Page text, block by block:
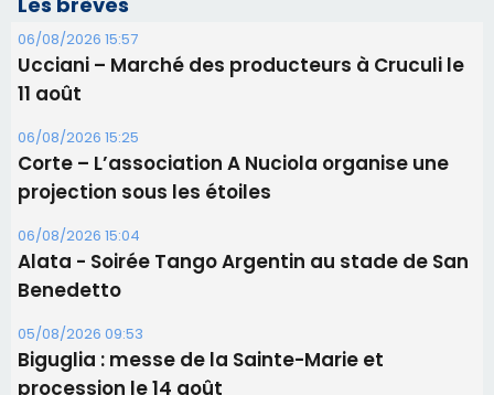
Ucciani – Marché des producteurs à Cruculi le
11 août
06/08/2026 15:25
projection sous les étoiles
06/08/2026 15:04
Alata - Soirée Tango Argentin au stade de San
Benedetto
05/08/2026 09:53
procession le 14 août
31/07/2026 08:24